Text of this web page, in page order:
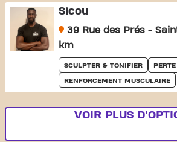
Sicou
39 Rue des Prés -
km
SCULPTER & TONIFIER
RENFORCEMENT MUSCULAIRE
VOIR PLUS